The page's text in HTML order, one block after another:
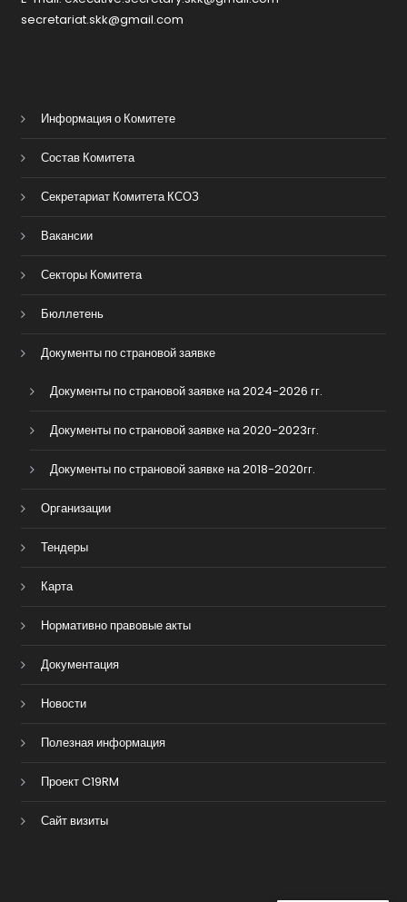
secretariat.skk@gmail.com
Информация о Комитете
Состав Комитета
Секретариат Комитета КСОЗ
Вакансии
Секторы Комитета
Бюллетень
Документы по страновой заявке
Документы по страновой заявке на 2024-2026 гг.
Документы по страновой заявке на 2020-2023гг.
Документы по страновой заявке на 2018-2020гг.
Организации
Тендеры
Карта
Нормативно правовые акты
Документация
Новости
Полезная информация
Проект C19RM
Сайт визиты